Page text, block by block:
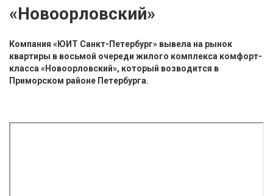
«Новоорловский»
Компания «ЮИТ Санкт-Петербург» вывела на рынок
квартиры в восьмой очереди жилого комплекса комфорт-
класса «Новоорловский», который возводится в
Приморском районе Петербурга.